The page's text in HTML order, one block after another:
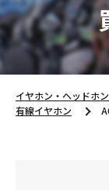
イヤホン・ヘッドホ
有線イヤホン